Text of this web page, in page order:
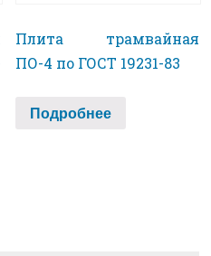
Плита трамвайная
ПО-4 по ГОСТ 19231-83
Подробнее